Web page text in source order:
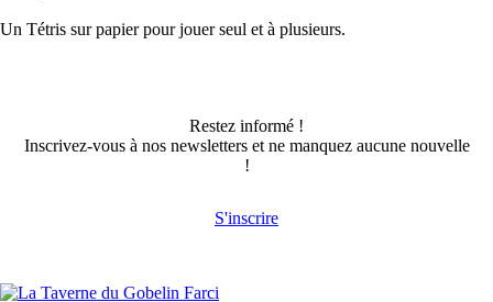
Un Tétris sur papier pour jouer seul et à plusieurs.
Restez informé !
Inscrivez-vous à nos newsletters et ne manquez aucune nouvelle
!
S'inscrire